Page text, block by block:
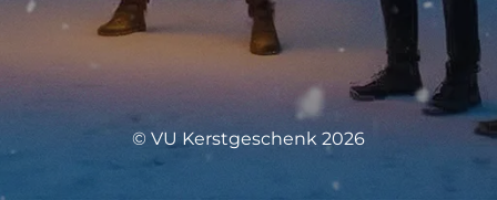
© VU Kerstgeschenk 2026